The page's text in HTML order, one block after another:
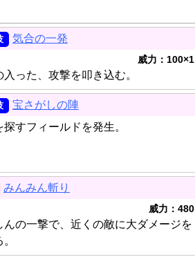
気合の一発
威力：100×1
入った、攻撃を叩き込む。
宝さがしの陣
探すフィールドを発生。
みんみん斬り
威力：480
んの一撃で、近くの敵に大ダメージを